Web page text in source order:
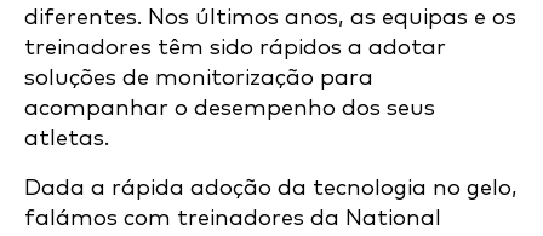
diferentes. Nos últimos anos, as equipas e os
treinadores têm sido rápidos a adotar
soluções de monitorização para
acompanhar o desempenho dos seus
atletas.
Dada a rápida adoção da tecnologia no gelo,
falámos com treinadores da National